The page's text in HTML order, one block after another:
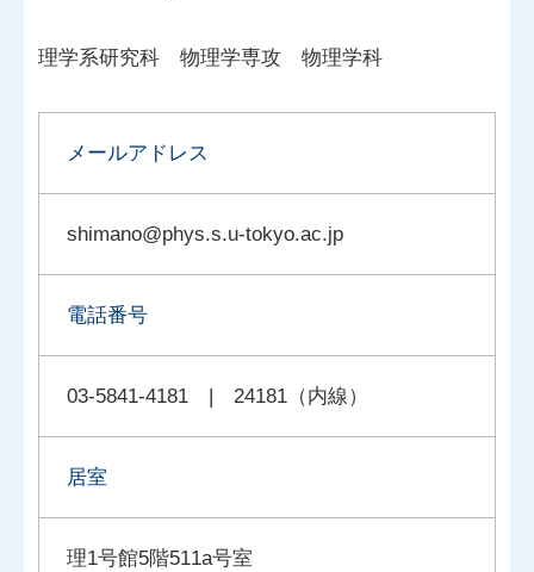
理学系研究科 物理学専攻 物理学科
メールアドレス
shimano@phys.s.u-tokyo.ac.jp
電話番号
03-5841-4181 | 24181（内線）
居室
理1号館5階511a号室